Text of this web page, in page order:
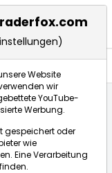
Website
wir
YouTube-
Werbung.
gespeichert oder
wie
Eine Verarbeitung